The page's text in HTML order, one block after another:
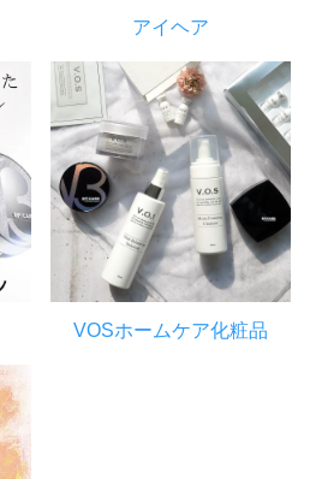
アイヘア
VOSホームケア化粧品